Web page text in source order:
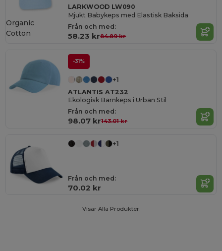
LARKWOOD LW090
Mjukt Babykeps med Elastisk Baksida
Från och med:
58.23 kr84.89 kr
Organic
Cotton
-31%
+1
ATLANTIS AT232
Ekologisk Barnkeps i Urban Stil
Från och med:
98.07 kr143.01 kr
+1
Från och med:
70.02 kr
Visar Alla Produkter.